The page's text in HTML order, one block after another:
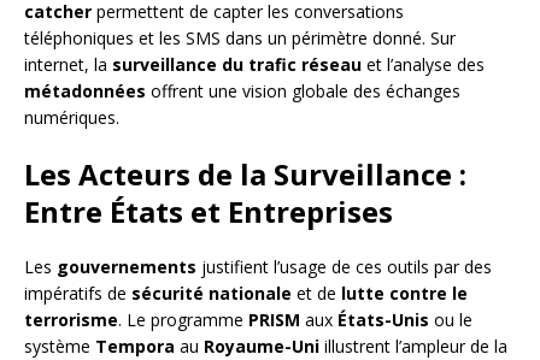
catcher permettent de capter les conversations
téléphoniques et les SMS dans un périmètre donné. Sur
internet, la surveillance du trafic réseau et l’analyse des
métadonnées offrent une vision globale des échanges
numériques.
Les Acteurs de la Surveillance :
Entre États et Entreprises
Les gouvernements justifient l’usage de ces outils par des
impératifs de sécurité nationale et de lutte contre le
terrorisme. Le programme PRISM aux États-Unis ou le
système Tempora au Royaume-Uni illustrent l’ampleur de la